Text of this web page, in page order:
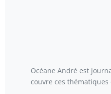
Océane André est
couvre ces